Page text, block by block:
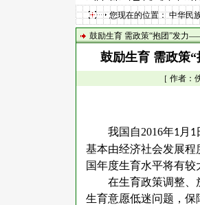
您现在的位置：中华民
鼓励生育 需政策“抱团”发力
鼓励生育 需政策
［ 作者
我国自2016年1月 1
基本由经济社会发展程
国年度生育水平将有
在生育政策调整、
生育意愿低迷问题，保